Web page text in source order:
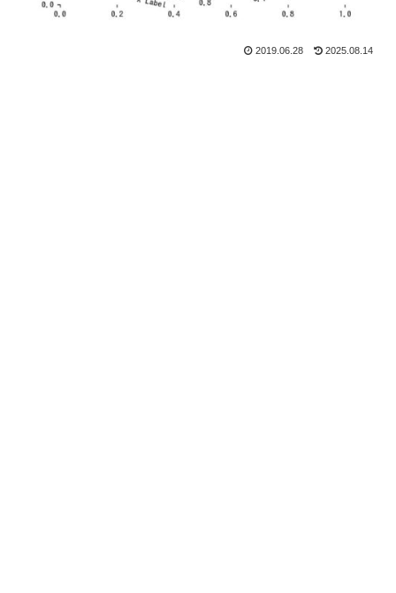
2019.06.28 2025.08.14